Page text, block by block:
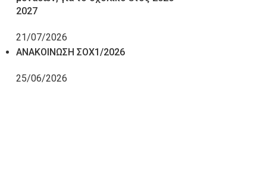
2027
21/07/2026
ΑΝΑΚΟΙΝΩΣΗ ΣΟΧ1/2026
25/06/2026